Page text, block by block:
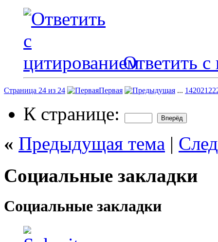
Ответить с
Страница 24 из 24 Первая ... 142021 22
К странице:
« Предыдущая тема |
Социальные закладки
Социальные закладки